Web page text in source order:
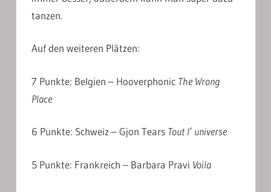
tanzen.
Auf den weiteren Plätzen:
7 Punkte: Belgien – Hooverphonic The Wrong
Place
6 Punkte: Schweiz – Gjon Tears Tout l’ universe
5 Punkte: Frankreich – Barbara Pravi Voila